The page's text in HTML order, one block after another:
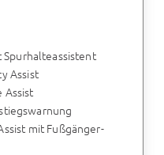
Spurhalteassistent
Assist
Assist
mit Fußgänger-